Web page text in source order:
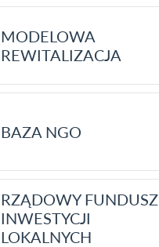
MODELOWA
REWITALIZACJA
BAZA NGO
RZĄDOWY FUNDUSZ
INWESTYCJI
LOKALNYCH